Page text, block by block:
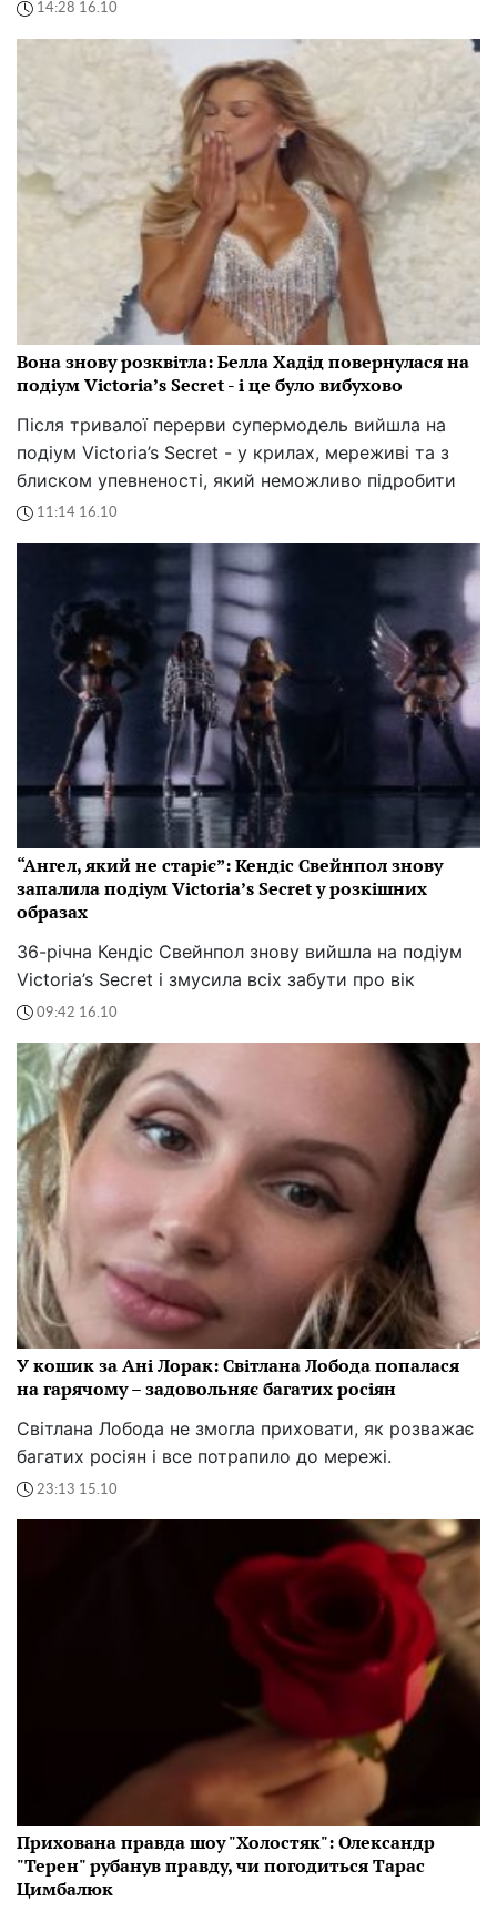
14:28 16.10
Вона знову розквітла: Белла Хадід повернулася на
подіум Victoria’s Secret - і це було вибухово
Після тривалої перерви супермодель вийшла на
подіум Victoria’s Secret - у крилах, мереживі та з
блиском упевненості, який неможливо підробити
11:14 16.10
“Ангел, який не старіє”: Кендіс Свейнпол знову
запалила подіум Victoria’s Secret у розкішних
образах
36-річна Кендіс Свейнпол знову вийшла на подіум
Victoria’s Secret і змусила всіх забути про вік
09:42 16.10
У кошик за Ані Лорак: Світлана Лобода попалася
на гарячому – задовольняє багатих росіян
Світлана Лобода не змогла приховати, як розважає
багатих росіян і все потрапило до мережі.
23:13 15.10
Прихована правда шоу "Холостяк": Олександр
"Терен" рубанув правду, чи погодиться Тарас
Цимбалюк